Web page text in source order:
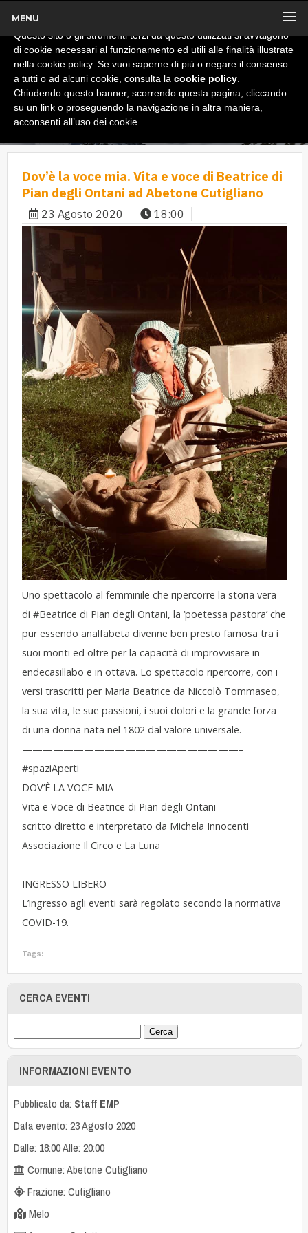
MENU
Dov’è la voce mia. Vita e voce di Beatrice di
Pian degli Ontani ad Abetone Cutigliano
23 Agosto 2020 18:00
Uno spettacolo al femminile che ripercorre la storia vera
di#Beatrice di Pian degli Ontani, la ‘poetessa pastora’ che
pur essendo analfabeta divenne ben presto famosa tra i
suoi monti ed oltre per la capacità di improvvisare in
endecasillabo e in ottava. Lo spettacolo ripercorre, con i
versi trascritti per Maria Beatrice da Niccolò Tommaseo,
la sua vita, le sue passioni, i suoi dolori e la grande forza
di una donna nata nel 1802 dal valore universale.
—————————————————————–
#spaziAperti
DOV’È LA VOCE MIA
Vita e Voce di Beatrice di Pian degli Ontani
scritto diretto e interpretato da Michela Innocenti
Associazione Il Circo e La Luna
—————————————————————–
INGRESSO LIBERO
L’ingresso agli eventi sarà regolato secondo la normativa
COVID-19.
Tags:
CERCA EVENTI
INFORMAZIONI EVENTO
Pubblicato da: Staff EMP
Data evento: 23 Agosto 2020
Dalle: 18:00 Alle: 20:00
Comune: Abetone Cutigliano
Frazione: Cutigliano
Melo
x
Informativa
Questo sito o gli strumenti terzi da questo utilizzati si avvalgono
di cookie necessari al funzionamento ed utili alle finalità illustrate
nella cookie policy. Se vuoi saperne di più o negare il consenso
a tutti o ad alcuni cookie, consulta la cookie policy
Chiudendo questo banner, scorrendo questa pagina, cliccando
su un link o proseguendo la navigazione in altra maniera,
acconsenti all’uso dei cookie.